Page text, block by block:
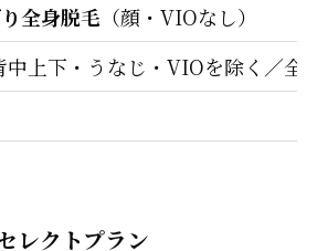
全身脱毛 （顔・VIOなし）
中上下・うなじ・VIOを除く／全
レクトプラン